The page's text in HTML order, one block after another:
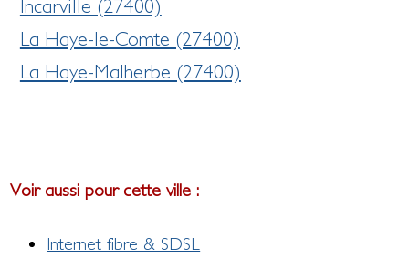
Incarville (27400)
La Haye-le-Comte (27400)
La Haye-Malherbe (27400)
Voir aussi pour cette ville :
Internet fibre & SDSL